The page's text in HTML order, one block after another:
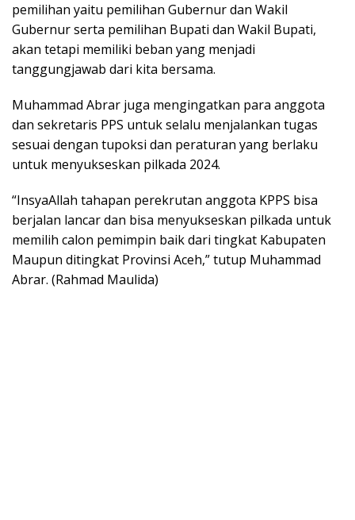
pemilihan yaitu pemilihan Gubernur dan Wakil
Gubernur serta pemilihan Bupati dan Wakil Bupati,
akan tetapi memiliki beban yang menjadi
tanggungjawab dari kita bersama.
Muhammad Abrar juga mengingatkan para anggota
dan sekretaris PPS untuk selalu menjalankan tugas
sesuai dengan tupoksi dan peraturan yang berlaku
untuk menyukseskan pilkada 2024.
“InsyaAllah tahapan perekrutan anggota KPPS bisa
berjalan lancar dan bisa menyukseskan pilkada untuk
memilih calon pemimpin baik dari tingkat Kabupaten
Maupun ditingkat Provinsi Aceh,” tutup Muhammad
Abrar. (Rahmad Maulida)